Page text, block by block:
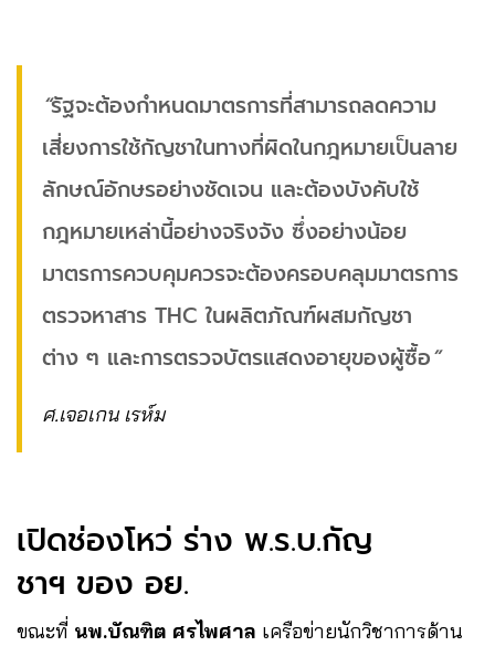
“รัฐจะต้องกำหนดมาตรการที่สามารถลดความ
เสี่ยงการใช้กัญชาในทางที่ผิดในกฎหมายเป็นลาย
ลักษณ์อักษรอย่างชัดเจน และต้องบังคับใช้
กฎหมายเหล่านี้อย่างจริงจัง ซึ่งอย่างน้อย
มาตรการควบคุมควรจะต้องครอบคลุมมาตรการ
ตรวจหาสาร THC ในผลิตภัณฑ์ผสมกัญชา
ต่าง ๆ และการตรวจบัตรแสดงอายุของผู้ซื้อ”
ศ.เจอเกน เรห์ม
เปิดช่องโหว่ ร่าง พ.ร.บ.กัญ
ชาฯ ของ อย.
ขณะที่ นพ.บัณฑิต ศรไพศาล เครือข่ายนักวิชาการด้าน